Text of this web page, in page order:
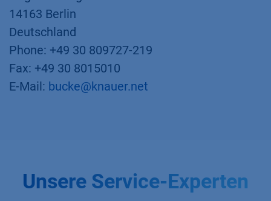
14163 Berlin
Deutschland
Phone: +49 30 809727-219
Fax: +49 30 8015010
E-Mail: bucke@knauer.net
Unsere Service-Experten